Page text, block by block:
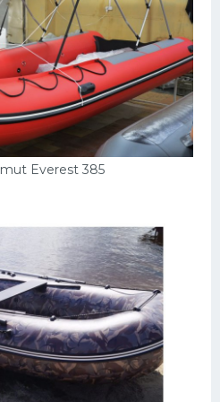
Everest 385